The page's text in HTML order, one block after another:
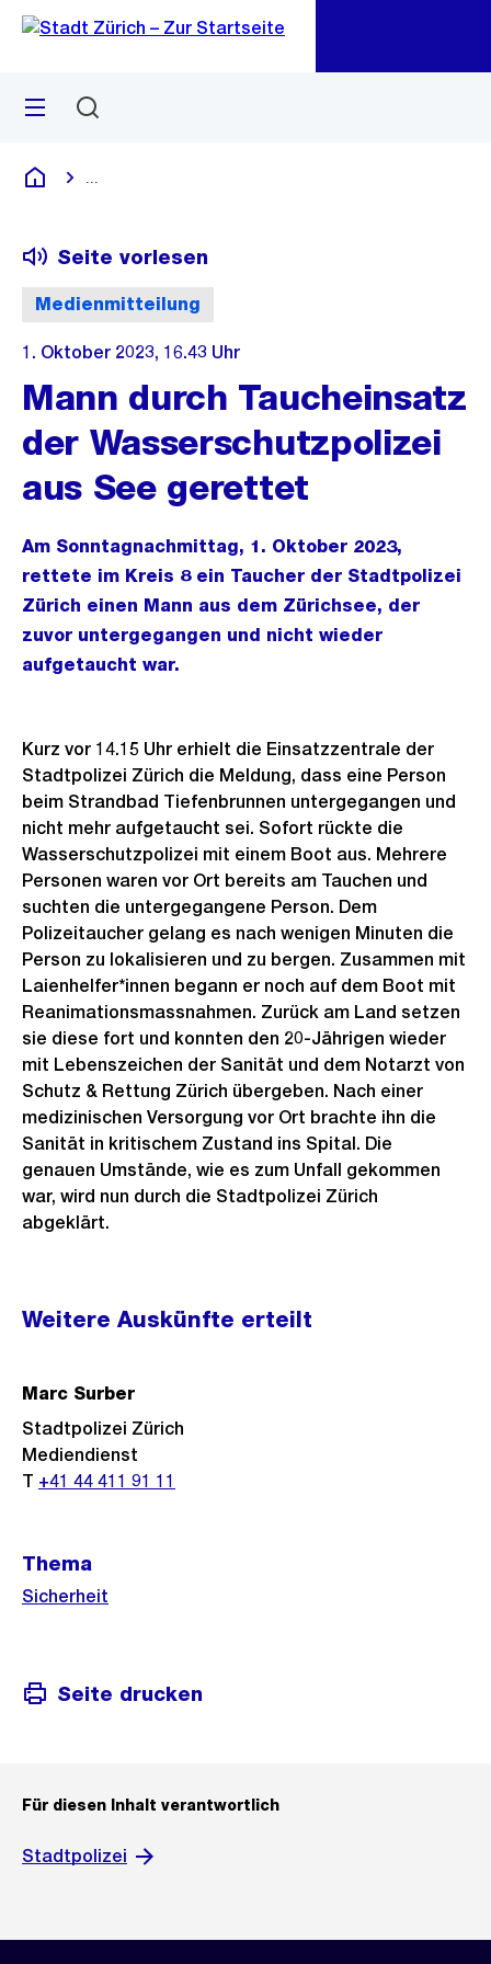
Navigation
Sprunglink
Menü
Deutsch
Medienmitteilung
Seite vorlesen
1. Oktober 2023, 16.43 Uhr
Mann durch Taucheinsatz
der Wasserschutzpolizei
aus See gerettet
Am Sonntagnachmittag, 1. Oktober 2023,
rettete im Kreis 8 ein Taucher der Stadtpolizei
Zürich einen Mann aus dem Zürichsee, der
zuvor untergegangen und nicht wieder
aufgetaucht war.
Kurz vor 14.15 Uhr erhielt die Einsatzzentrale der
Stadtpolizei Zürich die Meldung, dass eine Person
beim Strandbad Tiefenbrunnen untergegangen und
nicht mehr aufgetaucht sei. Sofort rückte die
Wasserschutzpolizei mit einem Boot aus. Mehrere
Personen waren vor Ort bereits am Tauchen und
suchten die untergegangene Person. Dem
Polizeitaucher gelang es nach wenigen Minuten die
Person zu lokalisieren und zu bergen. Zusammen mit
Laienhelfer*innen begann er noch auf dem Boot mit
Reanimationsmassnahmen. Zurück am Land setzen
sie diese fort und konnten den 20-Jährigen wieder
mit Lebenszeichen der Sanität und dem Notarzt von
Schutz & Rettung Zürich übergeben. Nach einer
medizinischen Versorgung vor Ort brachte ihn die
Sanität in kritischem Zustand ins Spital. Die
genauen Umstände, wie es zum Unfall gekommen
war, wird nun durch die Stadtpolizei Zürich
abgeklärt.
Weitere
Informationen
Weitere Auskünfte erteilt
Marc Surber
Stadtpolizei Zürich
Mediendienst
T +41 44 411 91 11
Thema
Sicherheit
Seite drucken
Für diesen Inhalt verantwortlich
Stadtpolizei